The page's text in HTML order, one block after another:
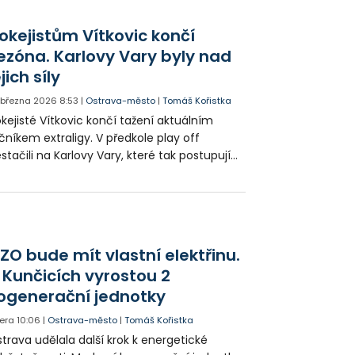
a diváka museli oživovat.
byla úspěšná a byl převezen do
Domácí hokejisté nakonec
prohráli v prodloužení.
Vítkovic končí
Karlovy Vary byly nad
síly
března 2026 8:53 | Ostrava-město |Tomáš Kořistka
Vítkovic končí tažení aktuálním
extraligy. V předkole play off
na Karlovy Vary, které tak postupují
bude mít vlastní elektřinu.
Kunčicích vyrostou 2
jednotky
10:06 | Ostrava-město |Tomáš Kořistka
udělala další krok k energetické